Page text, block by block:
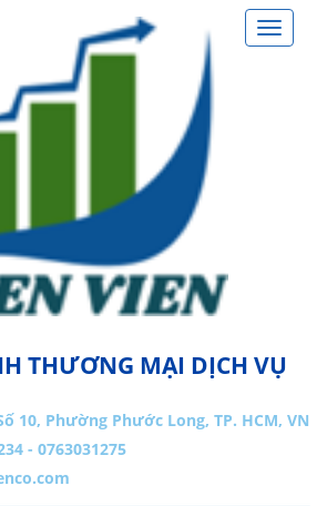
Toggle
THƯƠNG MẠI DỊCH VỤ
10, Phường Phước Long, TP. HCM, VN
- 0763031275